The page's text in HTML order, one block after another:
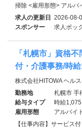
掃除 <雇用形態> アルバ
求人の更新日 2026-08-
スポンサー
求人ボッ
「札幌市」資格
付・介護事務/時
株式会社HITOWA ヘル
勤務地
札幌市 手
給与タイプ
時給1,075
雇用形態
アルバイ
【仕事内容】サービス